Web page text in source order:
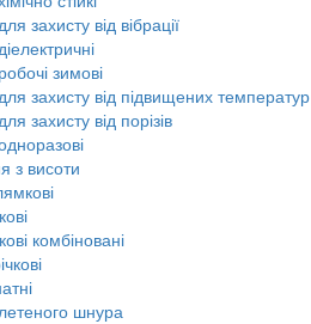
захисту від вібрації
зимові
захисту від підвищених температур
захисту від порізів
з висоти
комбіновані
шнура